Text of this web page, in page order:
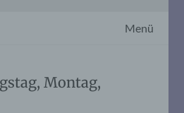
Menü
Montag,